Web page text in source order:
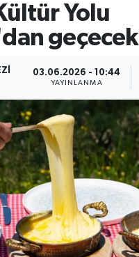
Yolu
geçecek
03.06.2026 - 10:44
YAYINLANMA